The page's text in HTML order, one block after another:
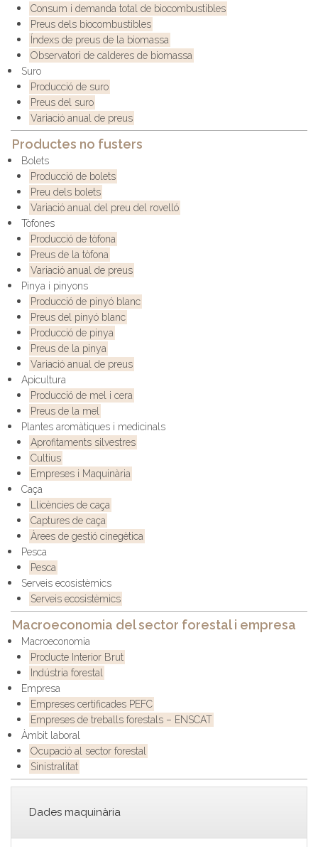
Consum i demanda total de biocombustibles
Preus dels biocombustibles
Índexs de preus de la biomassa
Observatori de calderes de biomassa
Suro
Producció de suro
Preus del suro
Variació anual de preus
Productes no fusters
Bolets
Producció de bolets
Preu dels bolets
Variació anual del preu del rovelló
Tòfones
Producció de tòfona
Preus de la tòfona
Variació anual de preus
Pinya i pinyons
Producció de pinyó blanc
Preus del pinyó blanc
Producció de pinya
Preus de la pinya
Variació anual de preus
Apicultura
Producció de mel i cera
Preus de la mel
Plantes aromàtiques i medicinals
Aprofitaments silvestres
Cultius
Empreses i Maquinària
Caça
Llicències de caça
Captures de caça
Àrees de gestió cinegètica
Pesca
Pesca
Serveis ecosistèmics
Serveis ecosistèmics
Macroeconomia del sector forestal i empresa
Macroeconomia
Producte Interior Brut
Indústria forestal
Empresa
Empreses certificades PEFC
Empreses de treballs forestals – ENSCAT
Àmbit laboral
Ocupació al sector forestal
Sinistralitat
Dades maquinària